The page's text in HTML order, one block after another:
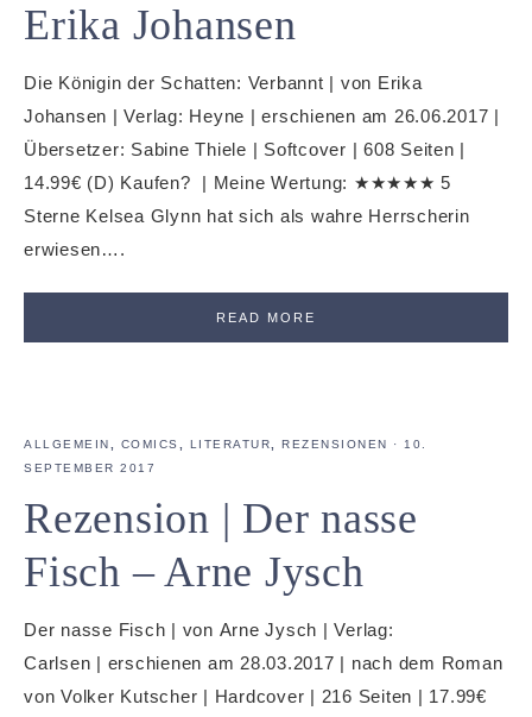
Erika Johansen
Die Königin der Schatten: Verbannt | von Erika
Johansen | Verlag: Heyne | erschienen am 26.06.2017 |
Übersetzer: Sabine Thiele | Softcover | 608 Seiten |
14.99€ (D) Kaufen? | Meine Wertung: ★★★★★ 5
Sterne Kelsea Glynn hat sich als wahre Herrscherin
erwiesen….
READ MORE
ALLGEMEIN COMICS LITERATUR REZENSIONEN · 10.
SEPTEMBER 2017
Rezension | Der nasse
Fisch – Arne Jysch
Der nasse Fisch | von Arne Jysch | Verlag:
Carlsen | erschienen am 28.03.2017 | nach dem Roman
von Volker Kutscher | Hardcover | 216 Seiten | 17.99€